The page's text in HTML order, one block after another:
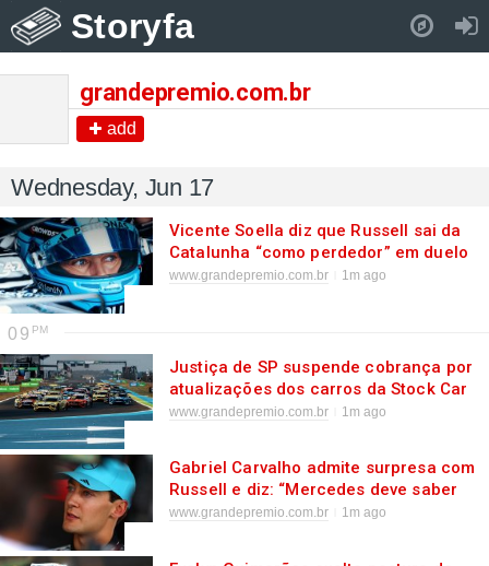
Storyfa
grandepremio.com.br
add
Wednesday, Jun 17
Vicente Soella diz que Russell sai da
Catalunha “como perdedor” em duelo
contra Antonelli
www.grandepremio.com.br 1m ago
09
Justiça de SP suspende cobrança por
atualizações dos carros da Stock Car
2026
www.grandepremio.com.br 1m ago
Gabriel Carvalho admite surpresa com
Russell e diz: “Mercedes deve saber
que não é piloto ideal”
www.grandepremio.com.br 1m ago
Pull down to refresh..